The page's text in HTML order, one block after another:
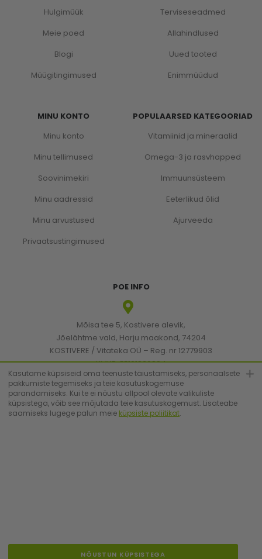
Hulgimüük
Meie poed
Blogi
Müügitingimused
MINU KONTO
Minu konto
Minu tellimused
Soovinimekiri
Minu aadressid
Minu arvustused
Privaatsustingimused
Terviseseadmed
Allahindlused
Uued tooted
Enimmüüdud
POPULAARSED KATEGOORIAD
Vitamiinid ja mineraalid
Omega-3 ja rasvhapped
Immuunsüsteem
Eeterlikud õlid
Ajurveeda
POE INFO
Mõisa tee 5, Kostivere alevik,
Jõelähtme vald, Harju maakond, 74204
KOSTIVERE / Vitateka OÜ – Reg. nr 12779903
KMKR: EE101830894
[email protected]
Kasutame küpsiseid oma teenuste täiustamiseks, personaalsete
pakkumiste tegemiseks ja teie kasutuskogemuse
parandamiseks. Kui te ei nõustu allpool olevate valikuliste
küpsistega, võib see mõjutada teie kasutuskogemust. Lisateabe
saamiseks lugege palun meie küpsiste poliitikat.
NÕUSTUN KÜPSISTEGA